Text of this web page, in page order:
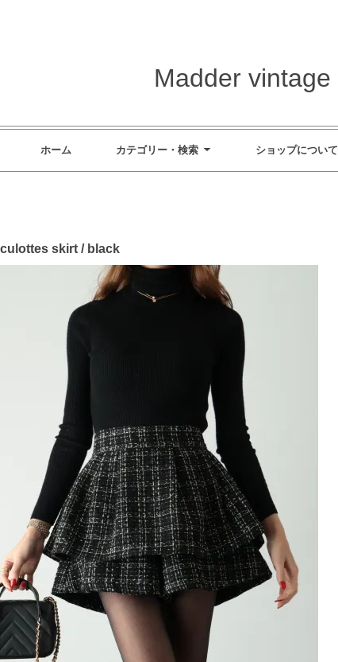
Madder vintage
ホーム カテゴリー・検索 ショップについて
skirt / black